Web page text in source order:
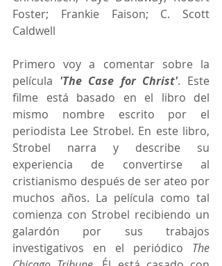
Foster; Frankie Faison; C. Scott
Caldwell
Primero voy a comentar sobre la
película 'The Case for Christ'. Este
filme está basado en el libro del
mismo nombre escrito por el
periodista Lee Strobel. En este libro,
Strobel narra y describe su
experiencia de convertirse al
cristianismo después de ser ateo por
muchos años. La película como tal
comienza con Strobel recibiendo un
galardón por sus trabajos
investigativos en el periódico The